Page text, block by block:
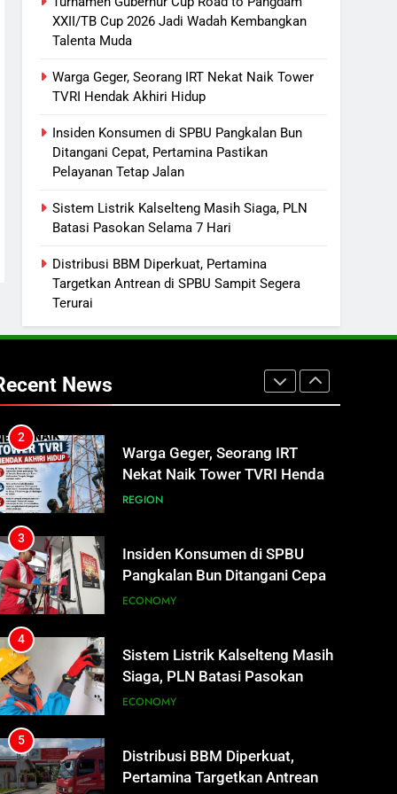
XXII/TB Cup 2026 Jadi Wadah Kembangkan
Talenta Muda
Warga Geger, Seorang IRT Nekat Naik Tower
TVRI Hendak Akhiri Hidup
Insiden Konsumen di SPBU Pangkalan Bun
Ditangani Cepat, Pertamina Pastikan
Pelayanan Tetap Jalan
Sistem Listrik Kalselteng Masih Siaga, PLN
Batasi Pasokan Selama 7 Hari
Distribusi BBM Diperkuat, Pertamina
Targetkan Antrean di SPBU Sampit Segera
Terurai
News
Dana Hibah Pilkada Rp40 Miliar
Segera Tuntaskan Pemadaman
Listrik di Kalsel-Teng
NUSANTARA
Sudarsono: Keberhasilan APBD
Bukan Sekadar Hemat
DPRD KALTENG LEGISLATIF
to Pangdam XXII/TB Cup
2026 Jadi Wadah Kembangkan
2
Nekat Naik Tower TVRI Hendak
REGION
3
Insiden Konsumen di SPBU
Pangkalan Bun Ditangani Cepat,
Pertamina Pastikan Pelayanan
ECONOMY
4
Sistem Listrik Kalselteng Masih
Siaga, PLN Batasi Pasokan
Selama 7 Hari
ECONOMY
5
Distribusi BBM Diperkuat,
Pertamina Targetkan Antrean di
SPBU Sampit Segera Terurai
ECONOMY
6
Ketua dan Empat Komisioner
KPU Kotim Resmi Jadi